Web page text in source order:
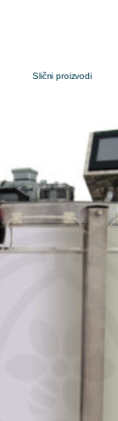
Slični proizvodi